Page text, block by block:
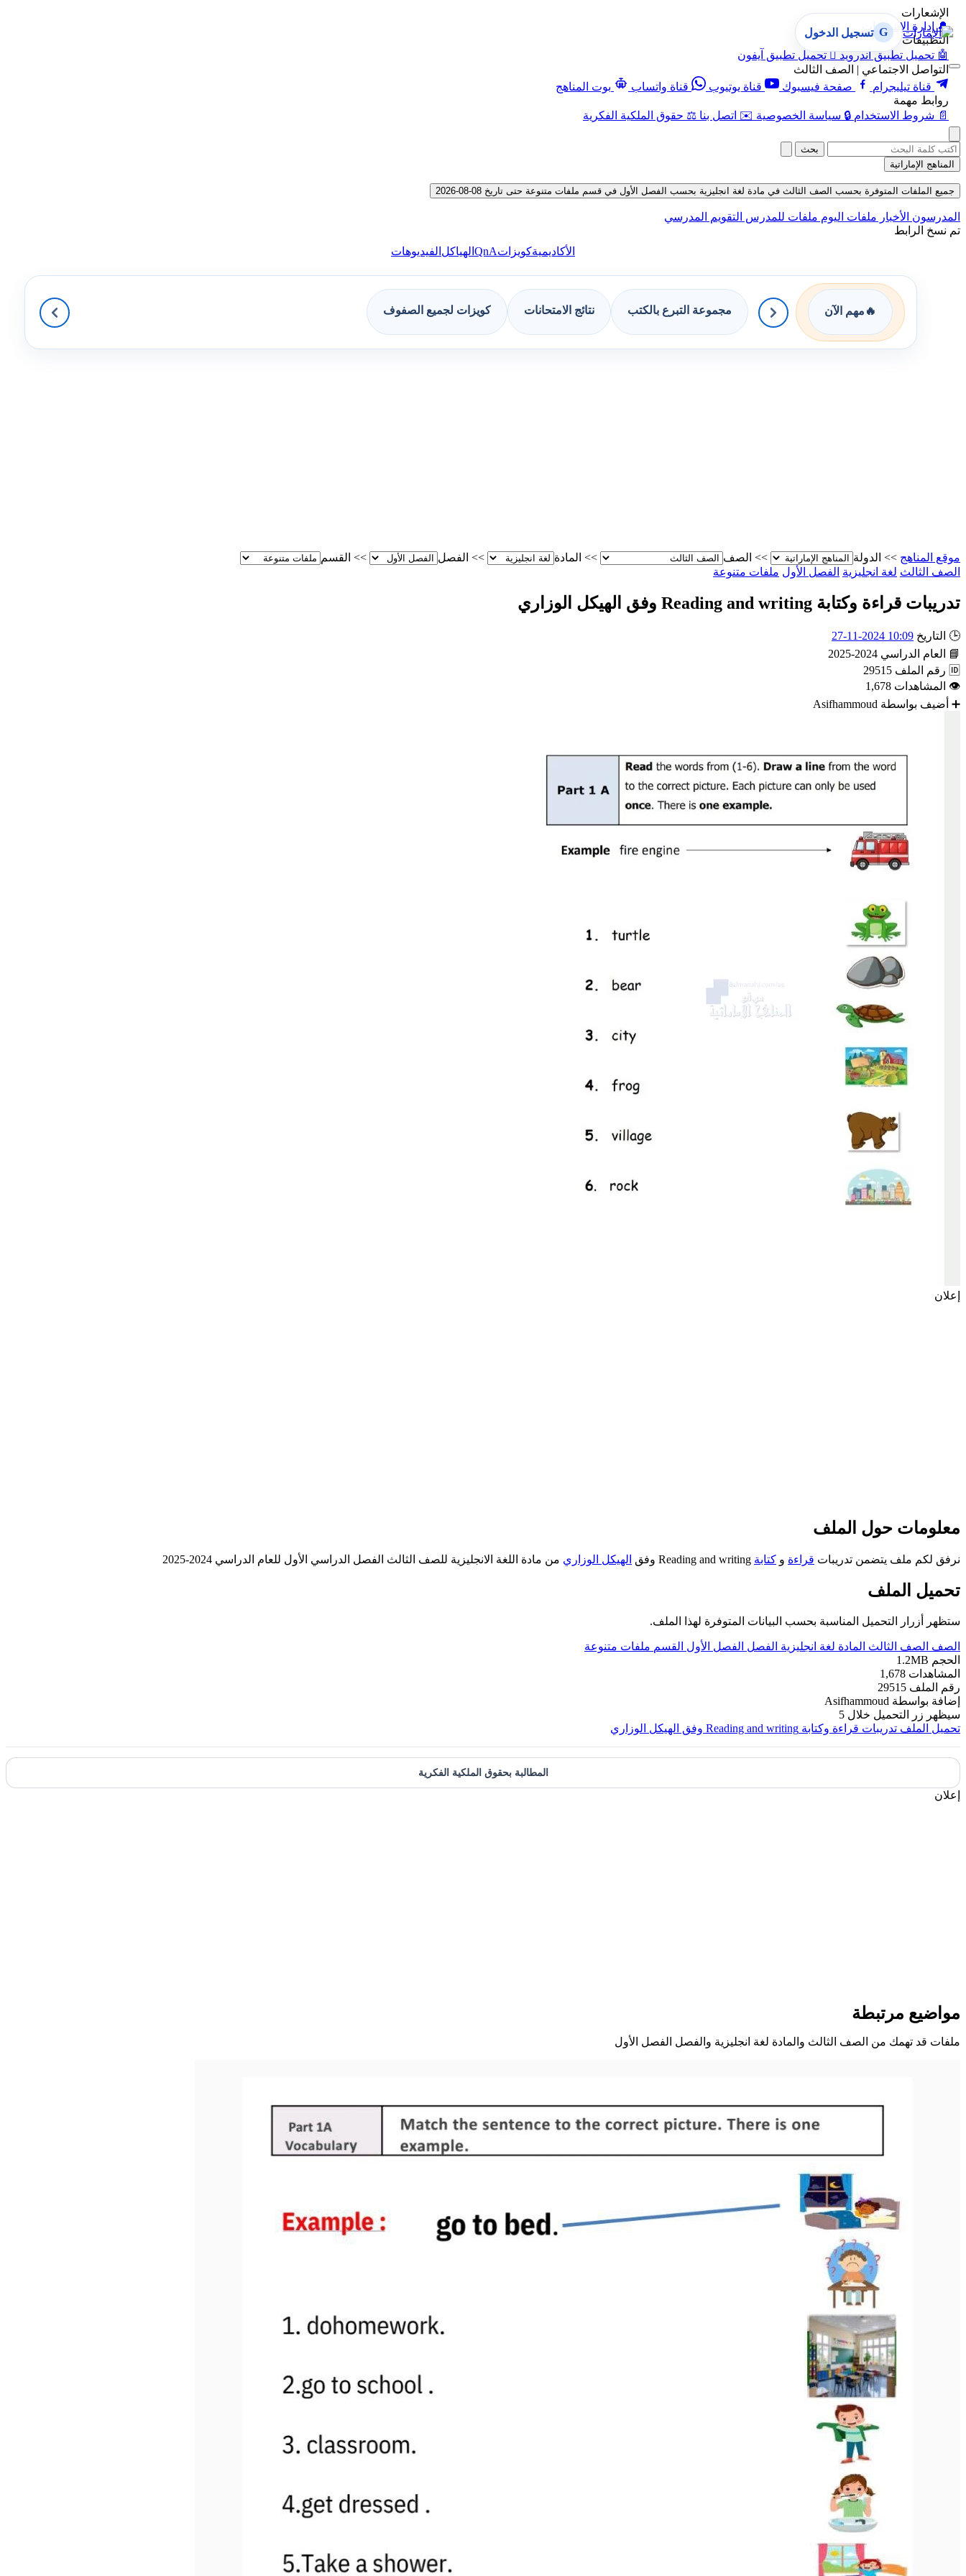
الإشعارات
🔔 إدارة الإشعارات
التطبيقات
🤖 تحميل تطبيق أندرويد  تحميل تطبيق آيفون
التواصل الاجتماعي | الصف الثالث
قناة تيليجرام
صفحة فيسبوك قناة يوتيوب قناة واتساب
بوت المناهج
روابط مهمة
📄 شروط الاستخدام 🔒 سياسة الخصوصية ✉️ اتصل بنا ⚖️ حقوق الملكية الفكرية
G تسجيل الدخول
بحث
المناهج الإماراتية
جميع الملفات المتوفرة بحسب الصف الثالث في مادة لغة انجليزية بحسب الفصل الأول في قسم ملفات متنوعة حتى تاريخ 08-08-2026
المدرسون الأخبار ملفات اليوم ملفات للمدرس التقويم المدرسي
تم نسخ الرابط
الأكاديميةكويزاتQnA الهياكل الفيديوهات
🔥 مهم الآن مجموعة التبرع بالكتب نتائج الامتحانات كويزات لجميع الصفوف
موقع المناهج >> الدولة >> الصف >> المادة >> الفصل >> القسم
الصف الثالث لغة انجليزية الفصل الأول ملفات متنوعة
تدريبات قراءة وكتابة Reading and writing وفق الهيكل الوزاري
🕒 التاريخ 10:09 2024-11-27
📘
العام الدراسي 2024-2025
🆔 رقم الملف 29515
👁 المشاهدات 1,678
➕ أضيف بواسطة Asifhammoud
إعلان
معلومات حول الملف
نرفق لكم ملف يتضمن تدريبات قراءة و كتابة الهيكل الوزاري من مادة اللغة الانجليزية للصف الثالث الفصل الدراسي الأول للعام الدراسي 2024-2025
تحميل الملف
ستظهر أزرار التحميل المناسبة بحسب البيانات المتوفرة لهذا الملف.
الصف الصف الثالث المادة لغة انجليزية الفصل الفصل الأول القسم ملفات متنوعة
الحجم 1.2MB
المشاهدات 1,678
رقم الملف 29515
إضافة بواسطة Asifhammoud
سيظهر زر التحميل خلال 5
تحميل الملف تدريبات قراءة وكتابة Reading and writing وفق الهيكل الوزاري
المطالبة بحقوق الملكية الفكرية
إعلان
مواضيع مرتبطة
ملفات قد تهمك من الصف الثالث والمادة لغة انجليزية والفصل الفصل الأول